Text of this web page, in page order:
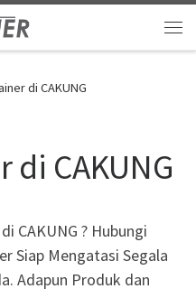
di CAKUNG
CAKUNG
CAKUNG ? Hubungi
Siap Mengatasi Segala
Adapun Produk dan